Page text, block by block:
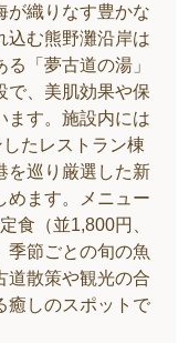
が織りなす豊かな
込む熊野灘沿岸は
「夢古道の湯」
で、美肌効果や保
ます。施設内には
たレストラン棟
を巡り厳選した新
めます。メニュー
食（並1,800円、
季節ごとの旬の魚
道散策や観光の合
癒しのスポットで